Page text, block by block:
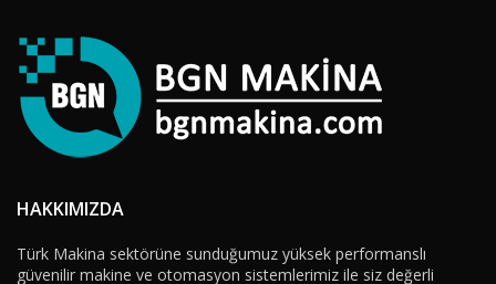
HAKKIMIZDA
Türk Makina sektörüne sunduğumuz yüksek performanslı
güvenilir makine ve otomasyon sistemlerimiz ile siz değerli